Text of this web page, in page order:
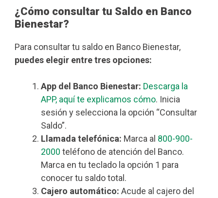
¿Cómo consultar tu Saldo en Banco
Bienestar?
Para consultar tu saldo en Banco Bienestar,
puedes elegir entre tres opciones:
App del Banco Bienestar: Descarga la
APP, aquí te explicamos cómo. Inicia
sesión y selecciona la opción “Consultar
Saldo”.
Llamada telefónica: Marca al 800-900-
2000 teléfono de atención del Banco.
Marca en tu teclado la opción 1 para
conocer tu saldo total.
Cajero automático: Acude al cajero del